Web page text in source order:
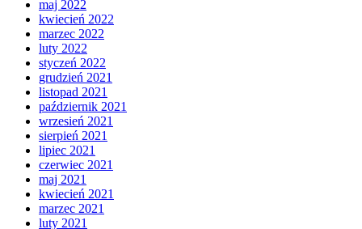
maj 2022
kwiecień 2022
marzec 2022
luty 2022
styczeń 2022
grudzień 2021
listopad 2021
październik 2021
wrzesień 2021
sierpień 2021
lipiec 2021
czerwiec 2021
maj 2021
kwiecień 2021
marzec 2021
luty 2021